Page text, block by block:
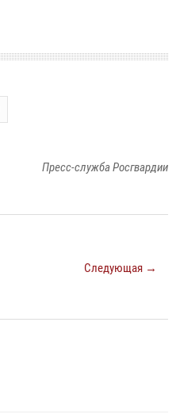
Пресс-служба Росгвардии
Следующая →